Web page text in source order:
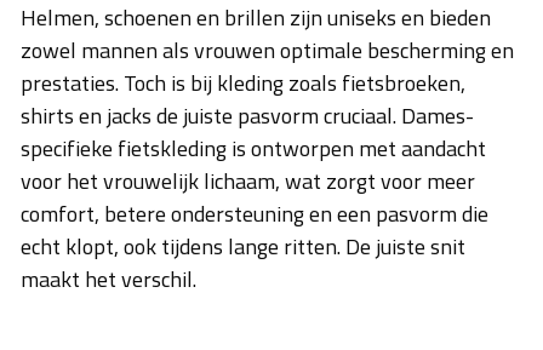
Helmen, schoenen en brillen zijn uniseks en bieden
zowel mannen als vrouwen optimale bescherming en
prestaties. Toch is bij kleding zoals fietsbroeken,
shirts en jacks de juiste pasvorm cruciaal. Dames-
specifieke fietskleding is ontworpen met aandacht
voor het vrouwelijk lichaam, wat zorgt voor meer
comfort, betere ondersteuning en een pasvorm die
echt klopt, ook tijdens lange ritten. De juiste snit
maakt het verschil.